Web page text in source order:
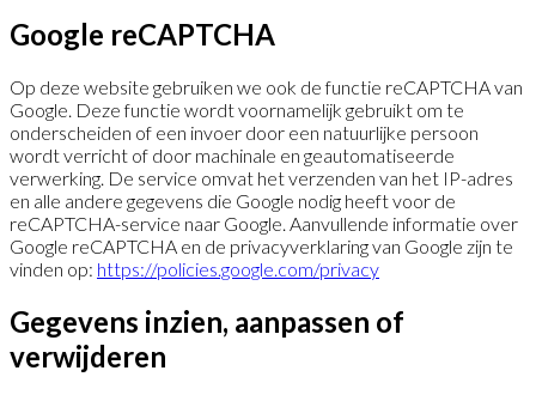
Google reCAPTCHA
Op deze website gebruiken we ook de functie reCAPTCHA van
Google. Deze functie wordt voornamelijk gebruikt om te
onderscheiden of een invoer door een natuurlijke persoon
wordt verricht of door machinale en geautomatiseerde
verwerking. De service omvat het verzenden van het IP-adres
en alle andere gegevens die Google nodig heeft voor de
reCAPTCHA-service naar Google. Aanvullende informatie over
Google reCAPTCHA en de privacyverklaring van Google zijn te
vinden op: https://policies.google.com/privacy
Gegevens inzien, aanpassen of
verwijderen